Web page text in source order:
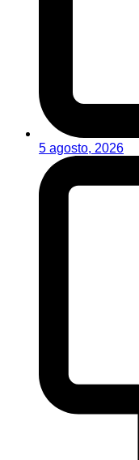
5 agosto, 2026